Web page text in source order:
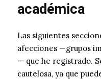
académica
Las siguientes
afecciones —grupos
— que he registrado.
cautelosa, ya que